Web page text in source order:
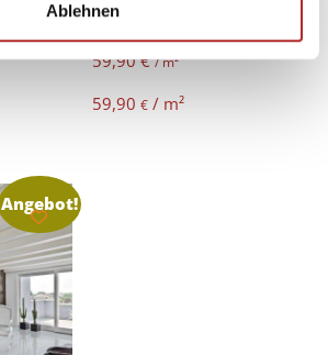
Ablehnen
cm
59,90€ / m²
59,90 €/ m²
Angebot!